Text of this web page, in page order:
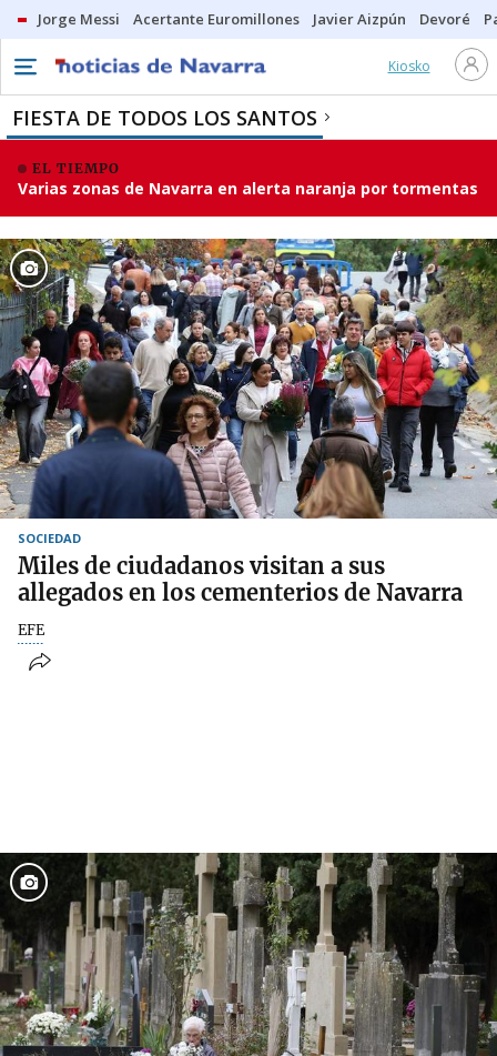
Jorge Messi Acertante Euromillones Javier Aizpún Devoré
Kiosko
FIESTA DE TODOS LOS SANTOS
EL TIEMPO
Varias zonas de Navarra en alerta naranja por tormentas
SOCIEDAD
Miles de ciudadanos visitan a sus
allegados en los cementerios de Navarra
EFE